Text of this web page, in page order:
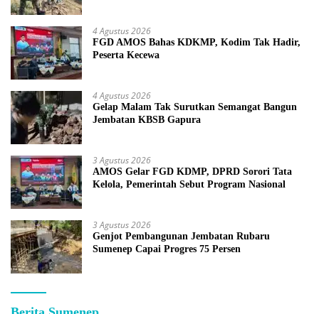
4 Agustus 2026
FGD AMOS Bahas KDKMP, Kodim Tak Hadir,
Peserta Kecewa
4 Agustus 2026
Gelap Malam Tak Surutkan Semangat Bangun
Jembatan KBSB Gapura
3 Agustus 2026
AMOS Gelar FGD KDMP, DPRD Sorori Tata
Kelola, Pemerintah Sebut Program Nasional
3 Agustus 2026
Genjot Pembangunan Jembatan Rubaru
Sumenep Capai Progres 75 Persen